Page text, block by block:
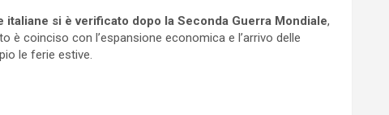
italiane si è verificato dopo la Seconda Guerra Mondiale,
è coinciso con l’espansione economica e l’arrivo delle
le ferie estive.